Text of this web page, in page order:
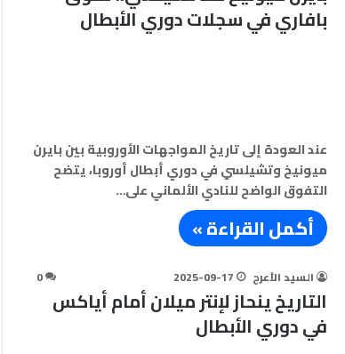
بافاري في سجلات دوري الأبطال
عند العودة إلى تاريخ المواجهات الأوروبية بين بايرن
ميونيخ وتشيلسي في دوري أبطال أوروبا، يتضح
التفوق الواضح للنادي الألماني على…
أكمل القراءة »
السيد الأعرج 2025-09-17
0
التاريخ ينحاز لإنتر ميلان أمام أياكس
في دوري الأبطال